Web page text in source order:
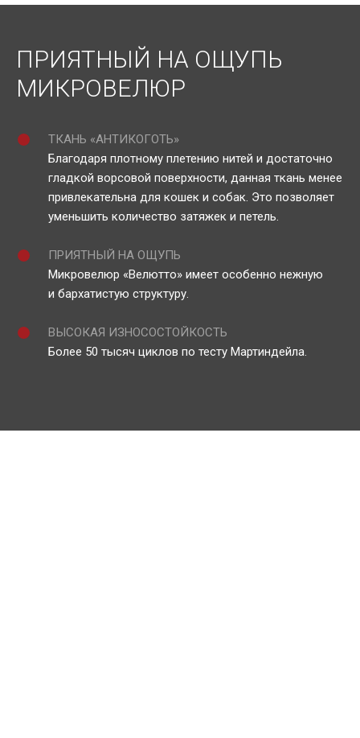
ПРИЯТНЫЙ НА ОЩУПЬ
МИКРОВЕЛЮР
ТКАНЬ «АНТИКОГОТЬ»
Благодаря плотному плетению нитей и достаточно
гладкой ворсовой поверхности, данная ткань менее
привлекательна для кошек и собак. Это позволяет
уменьшить количество затяжек и петель.
ПРИЯТНЫЙ НА ОЩУПЬ
Микровелюр «Велютто» имеет особенно нежную
и бархатистую структуру.
ВЫСОКАЯ ИЗНОСОСТОЙКОСТЬ
Более 50 тысяч циклов по тесту Мартиндейла.